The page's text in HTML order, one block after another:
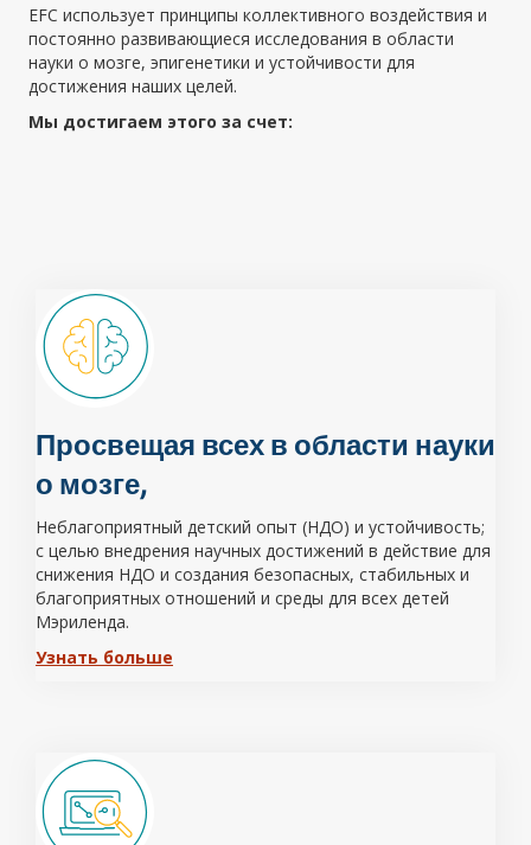
EFC использует принципы коллективного воздействия и
постоянно развивающиеся исследования в области
науки о мозге, эпигенетики и устойчивости для
достижения наших целей.
Мы достигаем этого за счет:
Просвещая всех в области науки
о мозге,
Неблагоприятный детский опыт (НДО) и устойчивость;
с целью внедрения научных достижений в действие для
снижения НДО и создания безопасных, стабильных и
благоприятных отношений и среды для всех детей
Мэриленда.
Узнать больше